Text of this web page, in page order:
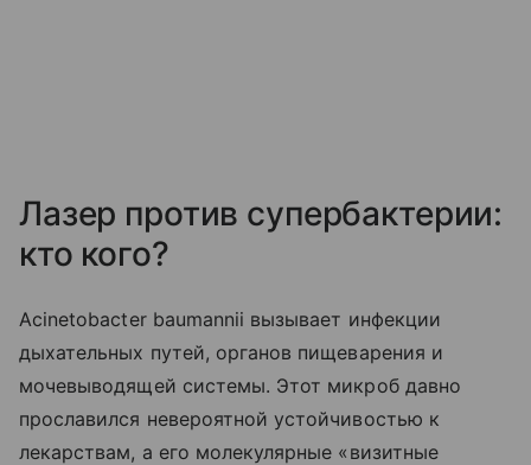
Лазер против супербактерии:
кто кого?
Acinetobacter baumannii вызывает инфекции
дыхательных путей, органов пищеварения и
мочевыводящей системы. Этот микроб давно
прославился невероятной устойчивостью к
лекарствам, а его молекулярные «визитные